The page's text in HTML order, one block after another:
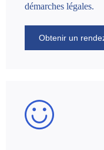
démarches légales.
Obtenir un